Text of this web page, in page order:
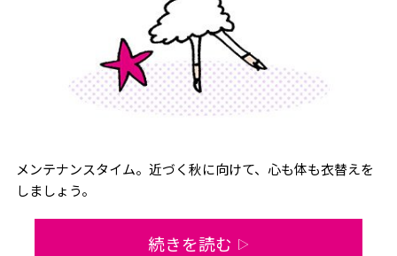
メンテナンスタイム。近づく秋に向けて、心も体も衣替えを
しましょう。
続きを読む ▷